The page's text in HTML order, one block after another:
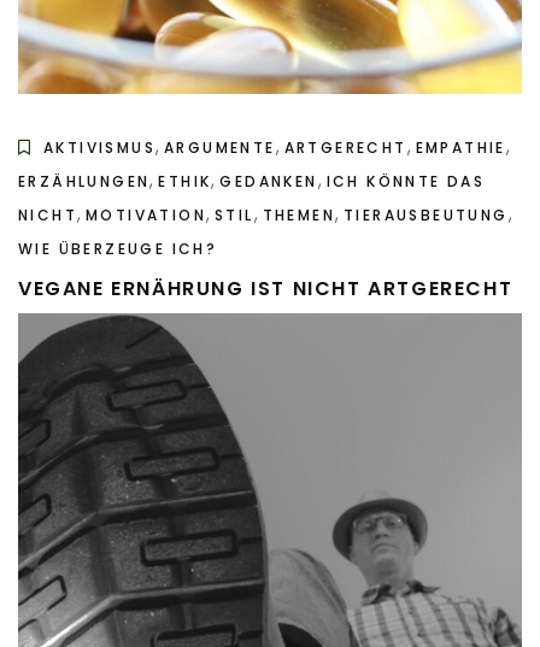
AKTIVISMUS, ARGUMENTE, ARTGERECHT , EMPATHIE,
ERZÄHLUNGEN,ETHIK,GEDANKEN , ICH KÖNNTE DAS
NICHT, MOTIVATION, STIL, THEMEN, TIERAUSBEUTUNG ,
WIE ÜBERZEUGE ICH?
VEGANE ERNÄHRUNG IST NICHT ARTGERECHT